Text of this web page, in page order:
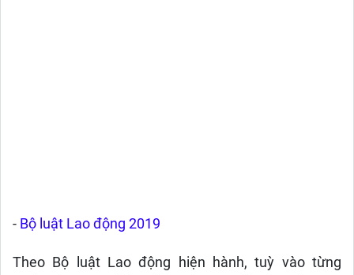
- Bộ luật Lao động 2019
Theo Bộ luật Lao động hiện hành, tuỳ vào từng